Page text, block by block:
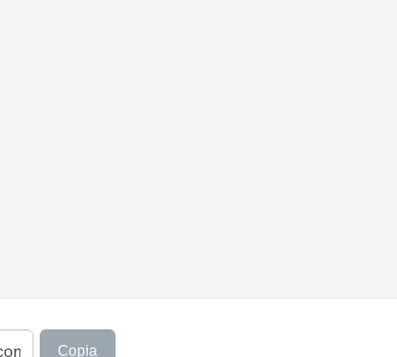
Copia